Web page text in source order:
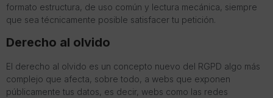
formato estructura, de uso común y lectura mecánica, siempre
que sea técnicamente posible satisfacer tu petición.
Derecho al olvido
El derecho al olvido es un concepto nuevo del RGPD algo más
complejo que afecta, sobre todo, a webs que exponen
públicamente tus datos, es decir, webs como las redes